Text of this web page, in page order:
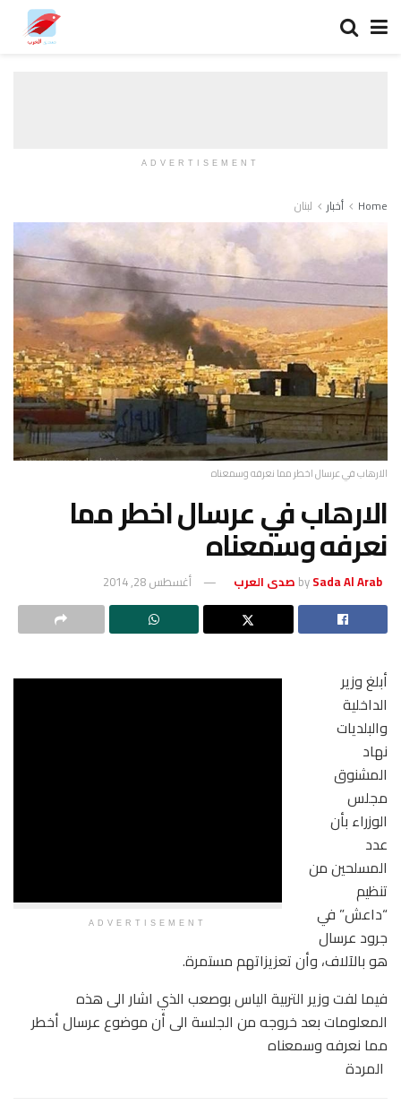
ADVERTISEMENT
Home أخبار لبنان
الارهاب في عرسال اخطر مما نعرفه وسمعناه
الارهاب في عرسال اخطر مما
نعرفه وسمعناه
bySada Al Arab صدى العرب أغسطس 28, 2014
ADVERTISEMENT
أبلغ وزير
الداخلية
والبلديات
نهاد
المشنوق
مجلس
الوزراء بأن
عدد
المسلحين من
تنظيم
“داعش” في
جرود عرسال
هو بالآلاف، وأن تعزيزاتهم مستمرة.
فيما لفت وزير التربية الياس بوصعب الذي اشار الى هذه
المعلومات بعد خروجه من الجلسة الى أن موضوع عرسال أخطر
مما نعرفه وسمعناه
المردة